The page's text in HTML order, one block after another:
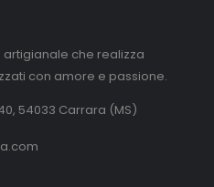
che realizza
con amore e passione.
54033 Carrara (MS)